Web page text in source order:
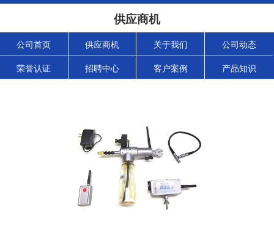
供应商机
公司首页 供应商机 关于我们 公司动态
荣誉认证 招聘中心 客户案例 产品知识